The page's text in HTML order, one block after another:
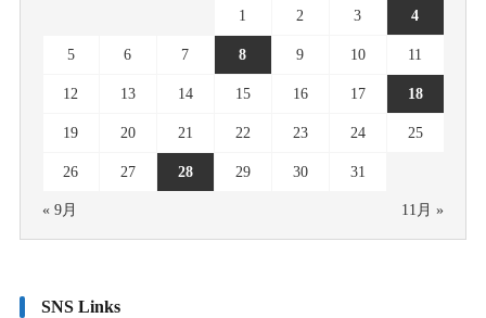
1 2 3 4
5 6 7 8 9 10 11
12 13 14 15 16 17 18
19 20 21 22 23 24 25
26 27 28 29 30 31
« 9月 11月 »
SNS Links